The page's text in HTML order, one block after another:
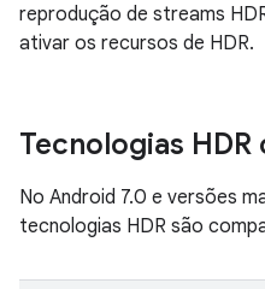
reprodução de streams
ativar os recursos de HDR.
Tecnologias
No Android 7.0 e versões
tecnologias HDR são